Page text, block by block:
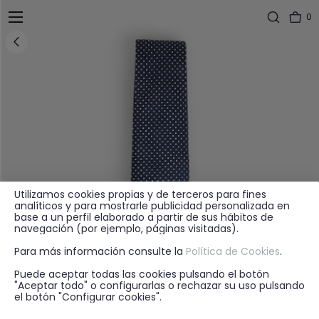
0
Utilizamos cookies propias y de terceros para fines
analíticos y para mostrarle publicidad personalizada en
base a un perfil elaborado a partir de sus hábitos de
navegación (por ejemplo, páginas visitadas).
Para más información consulte la Política de Cookies.
Puede aceptar todas las cookies pulsando el botón
"Aceptar todo" o configurarlas o rechazar su uso pulsando
el botón "Configurar cookies".